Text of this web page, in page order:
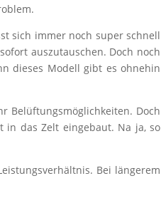
sich immer noch super schnell
auszutauschen. Doch noch
dieses Modell gibt es ohnehin
Belüftungsmöglichkeiten. Doch
in das Zelt eingebaut. Na ja, so
Bei längerem